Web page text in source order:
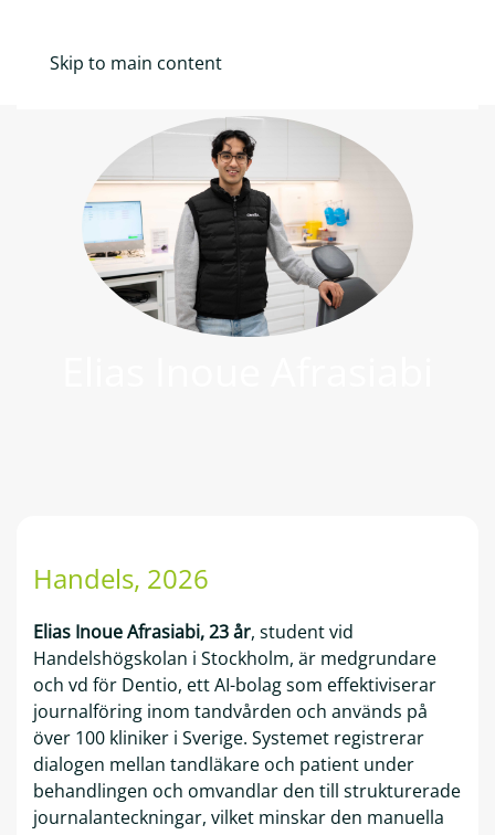
Skip to main content
Handels, 2026
Elias Inoue Afrasiabi, 23 år, student vid
Handelshögskolan i Stockholm, är medgrundare
och vd för Dentio, ett AI-bolag som effektiviserar
journalföring inom tandvården och används på
över 100 kliniker i Sverige. Systemet registrerar
dialogen mellan tandläkare och patient under
behandlingen och omvandlar den till strukturerade
journalanteckningar, vilket minskar den manuella